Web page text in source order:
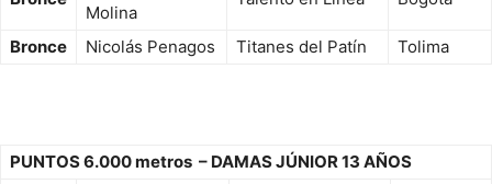
Molina
Bronce Nicolás Penagos Titanes del Patín Tolima
PUNTOS 6.000 metros – DAMAS JÚNIOR 13 AÑOS